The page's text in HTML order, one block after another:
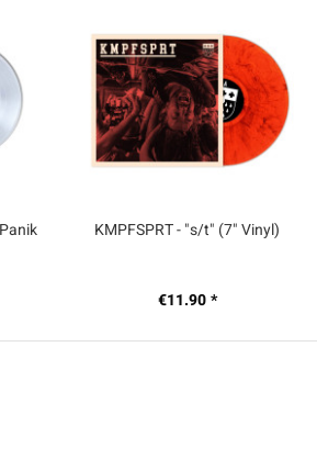
KMPFSPRT - "s/t" (7" Vinyl)
€11.90 *